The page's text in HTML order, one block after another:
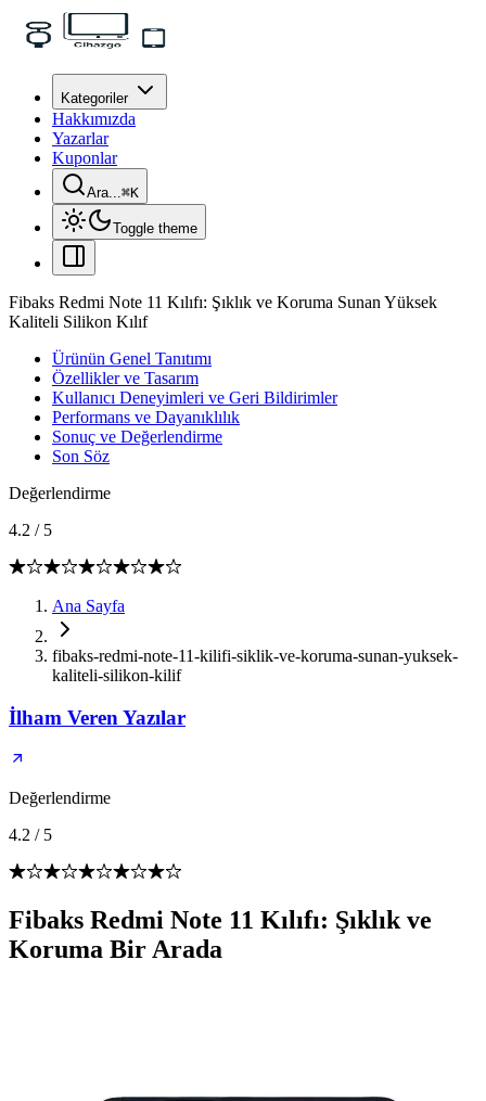
Kategoriler
Hakkımızda
Yazarlar
Kuponlar
Ara...⌘K
Toggle theme
Fibaks Redmi Note 11 Kılıfı: Şıklık ve Koruma Sunan Yüksek
Kaliteli Silikon Kılıf
Ürünün Genel Tanıtımı
Özellikler ve Tasarım
Kullanıcı Deneyimleri ve Geri Bildirimler
Performans ve Dayanıklılık
Sonuç ve Değerlendirme
Son Söz
Değerlendirme
4.2 / 5
Ana Sayfa
fibaks-redmi-note-11-kilifi-siklik-ve-koruma-sunan-yuksek-
kaliteli-silikon-kilif
İlham Veren Yazılar
Değerlendirme
4.2 / 5
Fibaks Redmi Note 11 Kılıfı: Şıklık ve
Koruma Bir Arada